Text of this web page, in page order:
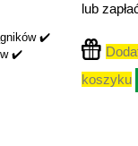
✔️
✔️
lub
koszyku